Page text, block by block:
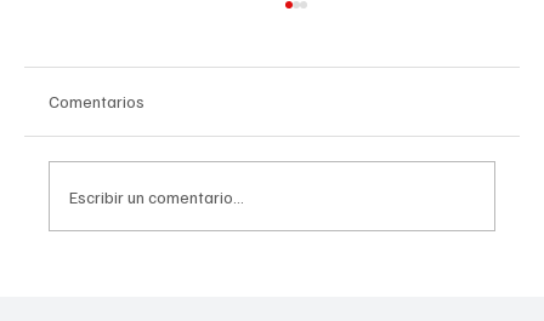
Comentarios
Escribir un comentario...